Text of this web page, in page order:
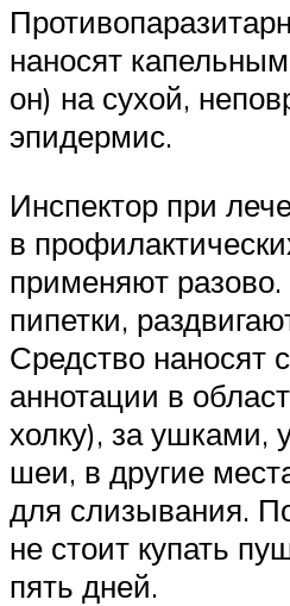
наносят
он) на сухой,
эпидермис.
Инспектор при
в
применяют
пипетки,
Средство наносят
аннотации в
холку), за ушками,
шеи, в другие
для слизывания.
не стоит купать
пять дней.